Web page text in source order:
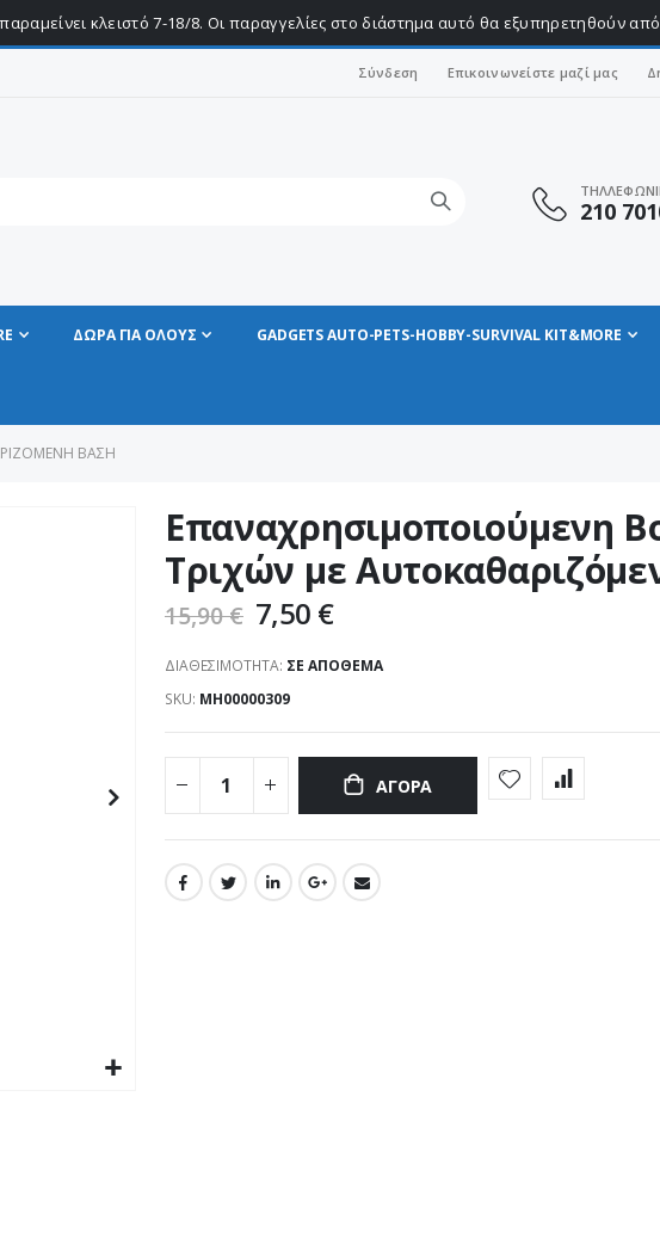
κλειστό 7-18/8. Οι παραγγελίες στο διάστημα αυτό θα εξυπηρετηθούν
Σύνδεση Επικοινωνείστε μαζί μας
210
ΔΩΡΑ ΓΙΑ ΟΛΟΥΣ GADGETS AUTO-PETS-HOBBY-SURVIVAL KIT&MORE
ΒΆΣΗ
Επαναχρησιμοποιούμενη
Τριχών με
15,90 € 7,50 €
ΔΙΑΘΕΣΙΜΌΤΗΤΑ: ΣΕ ΑΠΌΘΕΜΑ
SKU ΜΗ00000309
ΑΓΟΡΆ